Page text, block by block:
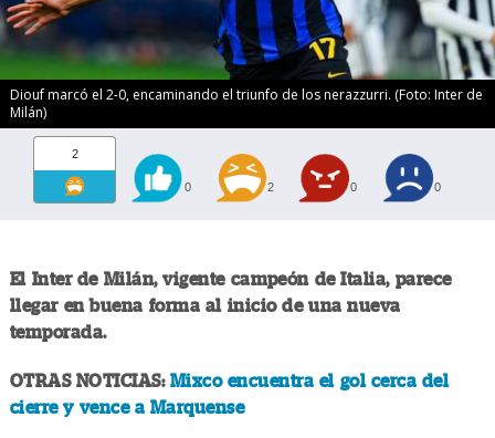
Diouf marcó el 2-0, encaminando el triunfo de los nerazzurri. (Foto: Inter de
Milán)
2
0 2 0 0
El Inter de Milán, vigente campeón de Italia, parece
llegar en buena forma al inicio de una nueva
temporada.
OTRAS NOTICIAS: Mixco encuentra el gol cerca del
cierre y vence a Marquense